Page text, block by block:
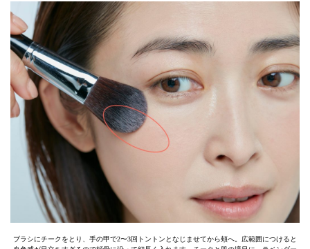
ブラシにチークをとり、手の甲で2〜3回トントンとなじませてから頰へ。広範囲につけると